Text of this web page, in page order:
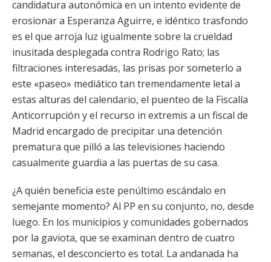
candidatura autonómica en un intento evidente de
erosionar a Esperanza Aguirre, e idéntico trasfondo
es el que arroja luz igualmente sobre la crueldad
inusitada desplegada contra Rodrigo Rato; las
filtraciones interesadas, las prisas por someterlo a
este «paseo» mediático tan tremendamente letal a
estas alturas del calendario, el puenteo de la Fiscalía
Anticorrupción y el recurso in extremis a un fiscal de
Madrid encargado de precipitar una detención
prematura que pilló a las televisiones haciendo
casualmente guardia a las puertas de su casa.
¿A quién beneficia este penúltimo escándalo en
semejante momento? Al PP en su conjunto, no, desde
luego. En los municipios y comunidades gobernados
por la gaviota, que se examinan dentro de cuatro
semanas, el desconcierto es total. La andanada ha